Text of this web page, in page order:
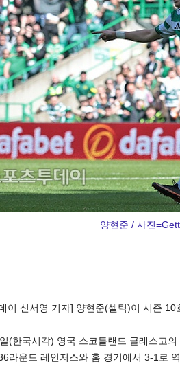
신 뉴스 연예 스포츠 라이프
양현준 / 사진
이 신서영 기자] 양현준(셀틱)이 시즌 10
(한국시각) 영국 스코틀랜드 글래스고
라운드 레인저스와 홈 경기에서 3-1로